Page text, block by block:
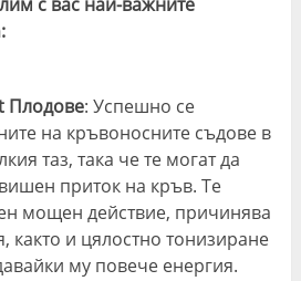
Плодове: Успешно се
на кръвоносните съдове в
таз, така че те могат да
приток на кръв. Те
мощен действие, причинява
както и цялостно тонизиране
му повече енергия.